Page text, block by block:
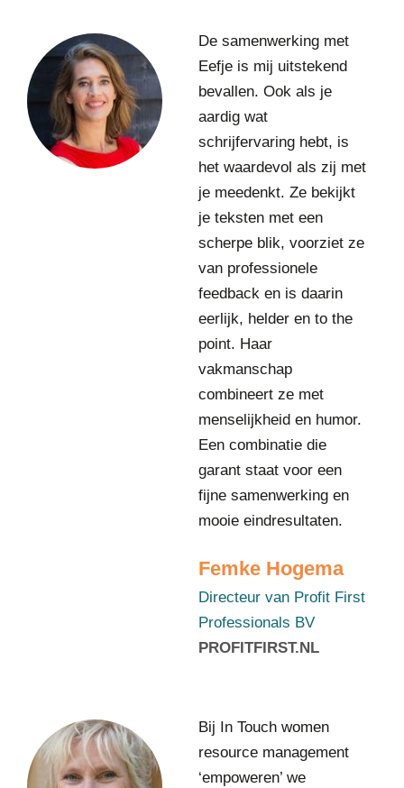
F
e
k
e
H
o
g
e
m
a
i
r
e
t
e
u
r
v
a
n
P
r
i
t
F
i
r
r
o
f
De samenwerking met
Eefje is mij uitstekend
bevallen. Ook als je
aardig wat
schrijfervaring hebt, is
het waardevol als zij met
je meedenkt. Ze bekijkt
je teksten met een
scherpe blik, voorziet ze
van professionele
feedback en is daarin
eerlijk, helder en to the
point. Haar
vakmanschap
combineert ze met
menselijkheid en humor.
Een combinatie die
garant staat voor een
fijne samenwerking en
mooie eindresultaten.
Femke Hogema
Directeur van Profit First
Professionals BV
PROFITFIRST.NL
M
Bij In Touch women
resource management
‘empoweren’ we